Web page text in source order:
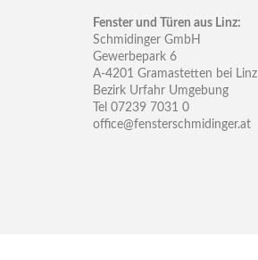
Fenster und Türen aus Linz:
Schmidinger GmbH
Gewerbepark 6
A-4201 Gramastetten bei Linz
Bezirk Urfahr Umgebung
Tel 07239 7031 0
office@fensterschmidinger.at